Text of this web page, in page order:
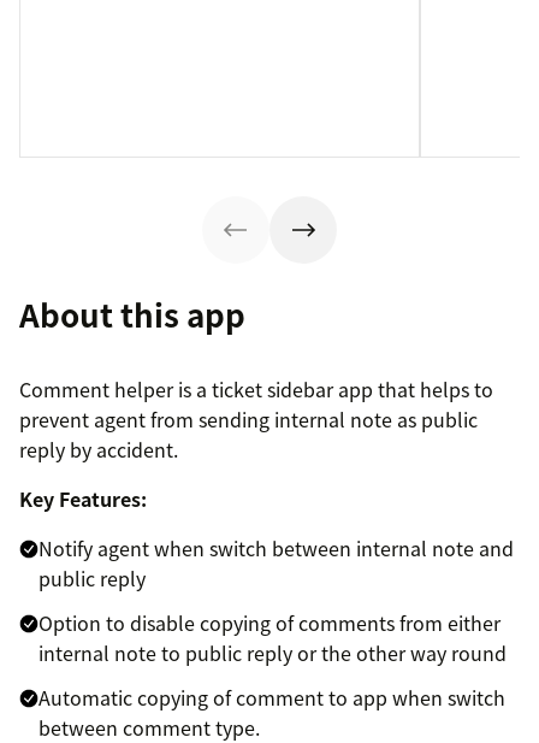
About this app
Comment helper is a ticket sidebar app that helps to
prevent agent from sending internal note as public
reply by accident.
Key Features:
Notify agent when switch between internal note and
public reply
Option to disable copying of comments from either
internal note to public reply or the other way round
Automatic copying of comment to app when switch
between comment type.